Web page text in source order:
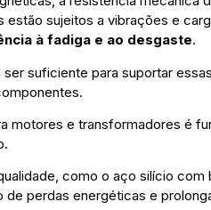
sujeitos a vibrações e
à fadiga e ao desgaste.
suficiente para suportar
motores e transformadores é
como o aço silício
de perdas energéticas e